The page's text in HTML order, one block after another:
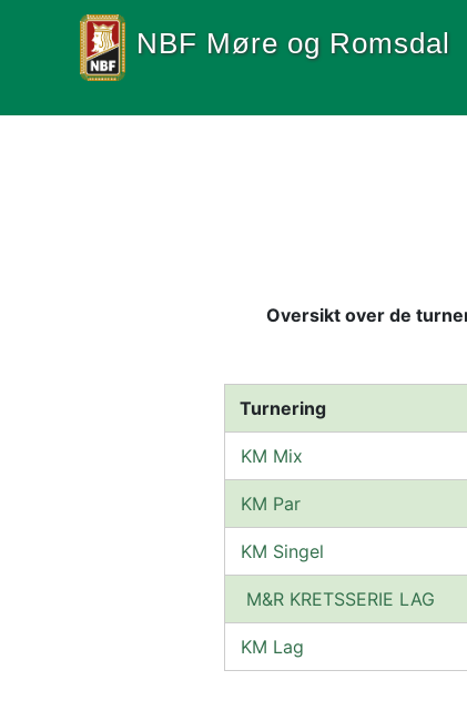
NBF Møre og Romsdal
Oversikt over de
Turnering
KM Mix
KM Par
KM Singel
M&R KRETSSERIE LAG
KM Lag